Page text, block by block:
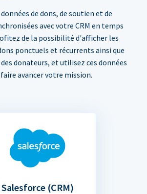
de dons, de soutien et de
avec votre CRM en temps
de la possibilité d'afficher les
ponctuels et récurrents ainsi que
donateurs, et utilisez ces données
avancer votre mission.
Salesforce (CRM)